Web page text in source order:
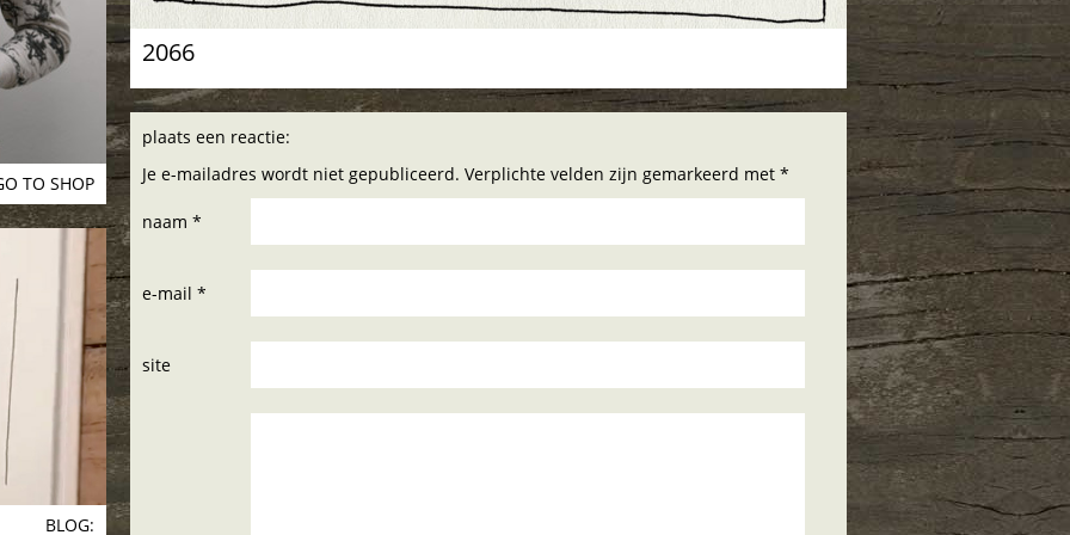
TO SHOP
BLOG:
2066
plaats een reactie:
Je e-mailadres wordt niet gepubliceerd. Verplichte velden zijn gemarkeerd met *
naam *
e-mail *
site